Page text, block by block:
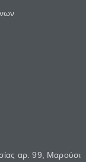
αρ. 99, Μαρούσι